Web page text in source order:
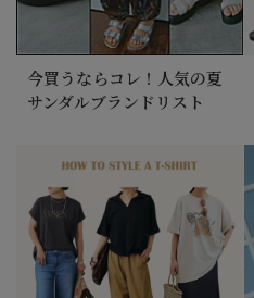
今買うならコレ！人気の夏
サンダルブランドリスト